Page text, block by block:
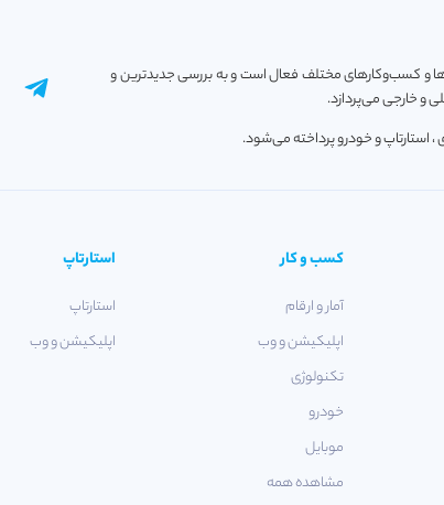
و کسب‌و‌کارهای مختلف فعال است و به بررسی جدیدترین و
و خارجی می‌پردازد.
کسب و کار
آمار و ارقام
اپلیکیشن و وب
تکنولوژی
خودرو
موبایل
مشاهده همه
استارتاپ
استارتاپ
اپلیکیشن و وب